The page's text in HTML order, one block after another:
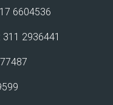
6604536
2936441